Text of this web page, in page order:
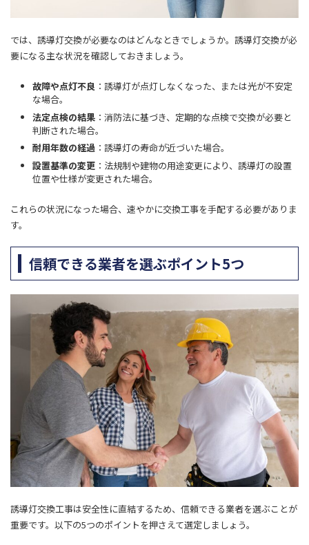
では、誘導灯交換が必要なのはどんなときでしょうか。 誘導灯交換が必
要になる主な状況を確認しておきましょう。
故障や点灯不良 ：誘導灯が点灯しなくなった、または光が不安定
な場合。
法定点検の結果 ：消防法に基づき、定期的な点検で交換が必要と
判断された場合。
耐用年数の経過 ：誘導灯の寿命が近づいた場合。
設置基準の変更 ：法規制や建物の用途変更により、誘導灯の設置
位置や仕様が変更された場合。
これらの状況になった場合、速やかに交換工事を手配する必要がありま
す。
信頼できる業者を選ぶポイント5つ
誘導灯交換工事は安全性に直結するため、信頼できる業者を選ぶことが
重要です。以下の5つのポイントを押さえて選定しましょう。